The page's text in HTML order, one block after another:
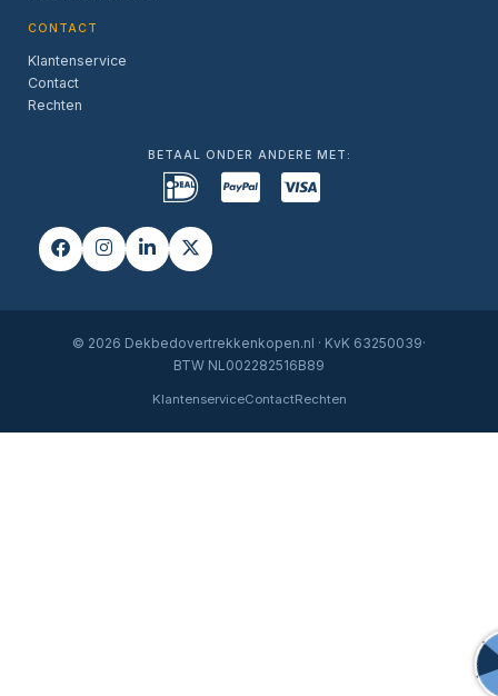
CONTACT
Klantenservice
Contact
Rechten
BETAAL ONDER ANDERE MET:
© 2026 Dekbedovertrekkenkopen.nl · KvK 63250039·
BTW NL002282516B89
KlantenserviceContactRechten